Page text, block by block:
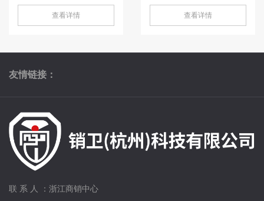
查看详情 查看详情
友情链接：
联 系 人 ：浙江商销中心